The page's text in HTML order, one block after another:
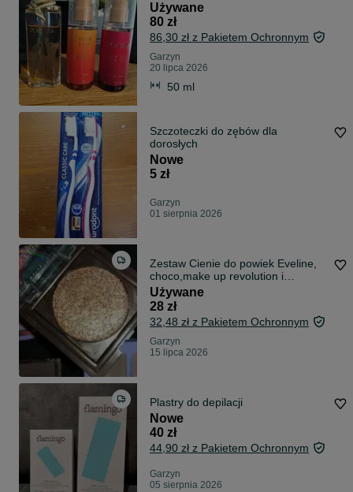
Używane
80 zł
86,30 zł z Pakietem Ochronnym
Garzyn
20 lipca 2026
50 ml
Szczoteczki do zębów dla
dorosłych
Nowe
5 zł
Garzyn
01 sierpnia 2026
Zestaw Cienie do powiek Eveline,
choco,make up revolution i
rozświetla
Używane
28 zł
32,48 zł z Pakietem Ochronnym
Garzyn
15 lipca 2026
Plastry do depilacji
Nowe
40 zł
44,90 zł z Pakietem Ochronnym
Garzyn
05 sierpnia 2026